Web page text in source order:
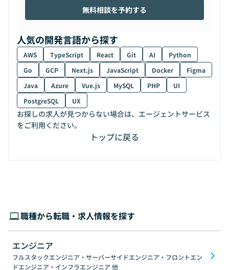
無料相談を予約する
人気の開発言語から探す
AWS TypeScript React Git AI
Python
Go
GCP Next.js JavaScript Docker
Figma
Java
Azure Vue.js MySQL PHP
UI
PostgreSQL
UX
お探しの求人が見つからない場合は、エージェントサービス
をご利用ください。
トップに戻る
職種から転職・求人情報を探す
エンジニア
フルスタックエンジニア・サーバーサイドエンジニア・フロントエン
ドエンジニア・インフラエンジニア 他